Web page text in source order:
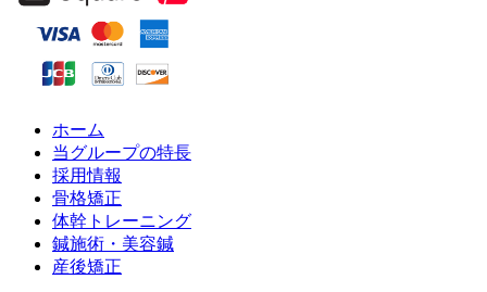
ホーム
当グループの特長
採用情報
骨格矯正
体幹トレーニング
鍼施術・美容鍼
産後矯正